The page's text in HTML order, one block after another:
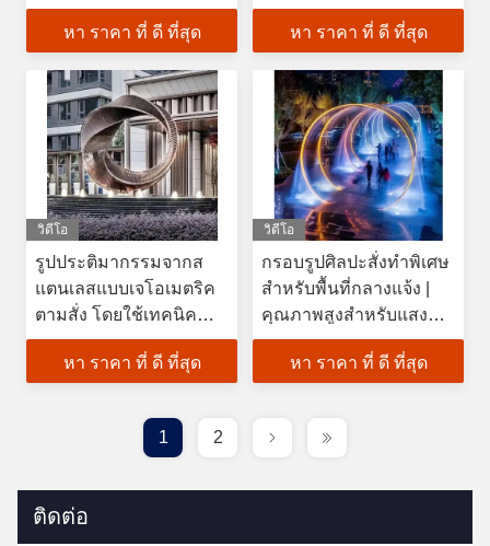
กำหนดเองและการ
สนับสนุนการออกแบบ 3
สวน
หา ราคา ที่ ดี ที่สุด
อสังหาริมทรัพย์หรูหรา
และอาร์คิทคัตชันการใช้
หา ราคา ที่ ดี ที่สุด
วิดีโอ
รูปประติมากรรมจากส
แตนเลสแบบเจโอเมตริค
ตามสั่ง โดยใช้เทคนิค
แปรง รูปแบบไม่เรียบร้อย
สําหรับศิลปะสมัยใหม่ที่
หา ราคา ที่ ดี ที่สุด
วิดีโอ
กรอบรูปศิลปะสั่งทำพิเศษ
สำหรับพื้นที่กลางแจ้ง |
คุณภาพสูงสำหรับแสง
และน้ำ
หา ราคา ที่ ดี ที่สุด
1 2
ติดต่อ